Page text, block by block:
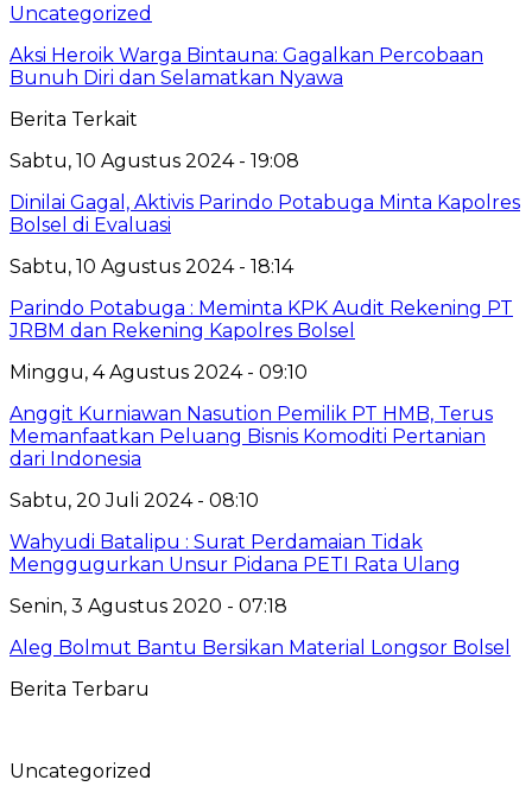
Uncategorized
Aksi Heroik Warga Bintauna: Gagalkan Percobaan
Bunuh Diri dan Selamatkan Nyawa
Berita Terkait
Sabtu, 10 Agustus 2024 - 19:08
Dinilai Gagal, Aktivis Parindo Potabuga Minta Kapolres
Bolsel di Evaluasi
Sabtu, 10 Agustus 2024 - 18:14
Parindo Potabuga : Meminta KPK Audit Rekening PT
JRBM dan Rekening Kapolres Bolsel
Minggu, 4 Agustus 2024 - 09:10
Anggit Kurniawan Nasution Pemilik PT HMB, Terus
Memanfaatkan Peluang Bisnis Komoditi Pertanian
dari Indonesia
Sabtu, 20 Juli 2024 - 08:10
Wahyudi Batalipu : Surat Perdamaian Tidak
Menggugurkan Unsur Pidana PETI Rata Ulang
Senin, 3 Agustus 2020 - 07:18
Aleg Bolmut Bantu Bersikan Material Longsor Bolsel
Berita Terbaru
Uncategorized